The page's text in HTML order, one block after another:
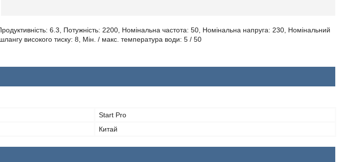
6.3, Потужність: 2200, Номінальна частота: 50, Номінальна напруга: 230, Номінальний
високого тиску: 8, Мін. / макс. температура води: 5 / 50
Start Pro
Китай